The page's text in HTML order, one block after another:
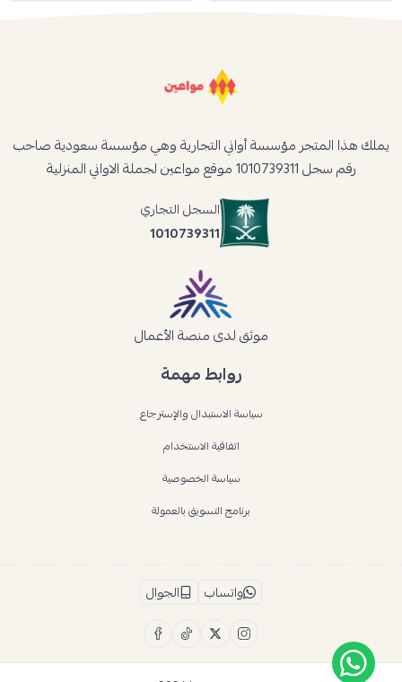
روابط مهمة
سياسة الاستبدال والإسترجاع
اتفاقية الاستخدام
سياسة الخصوصية
برنامج التسويق بالعمولة
يملك هذا المتجر مؤسسة أواني التجارية وهي مؤسسة سعودية صاحب
رقم سجل 1010739311 موقع مواعين لجملة الاواني المنزلية
السجل التجاري
1010739311
موثق لدى منصة الأعمال
واتساب الجوال